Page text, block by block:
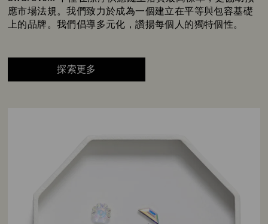
應市場法規。我們致力於成為一個建立在平等與包容基礎
上的品牌。我們倡導多元化，讚揚每個人的獨特個性。
探索更多